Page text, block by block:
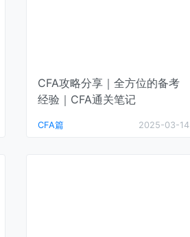
CFA攻略分享｜全方位的备考
经验｜CFA通关笔记
CFA篇 2025-03-14